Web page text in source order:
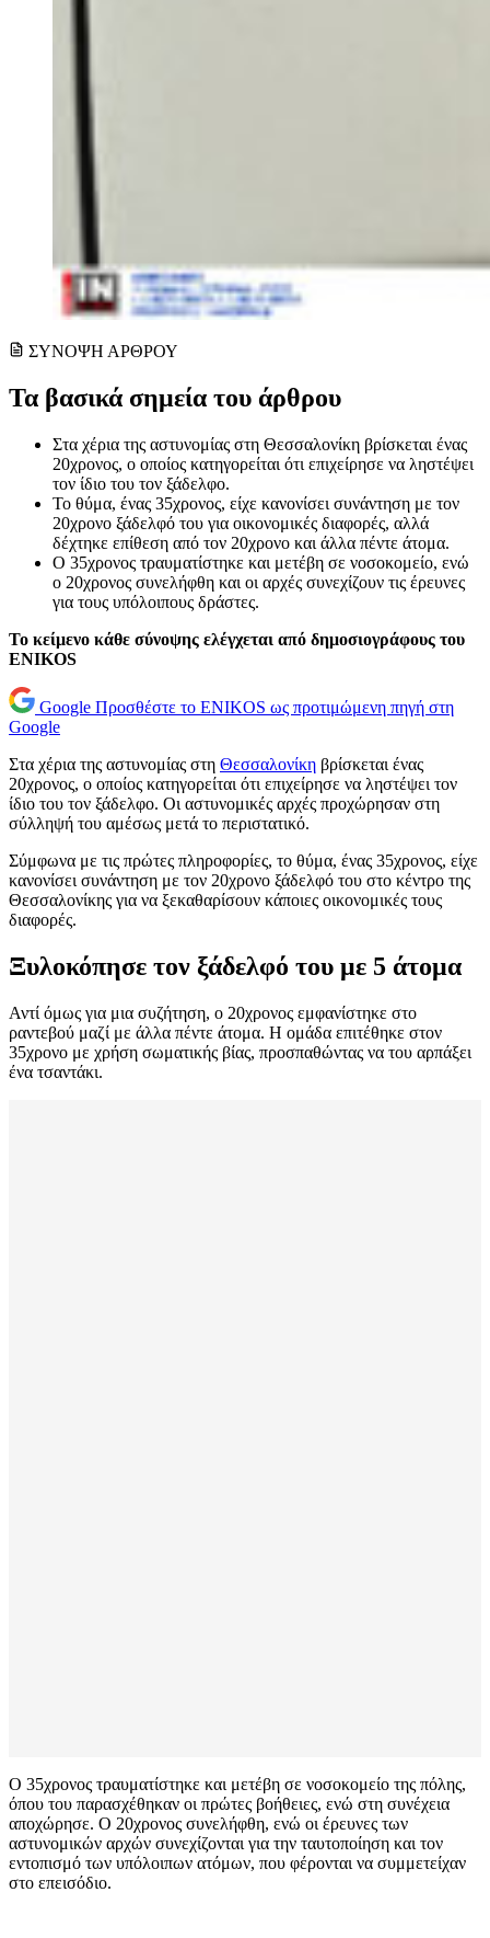
ΣΥΝΟΨΗ ΑΡΘΡΟΥ
Τα βασικά σημεία του άρθρου
Στα χέρια της αστυνομίας στη Θεσσαλονίκη βρίσκεται ένας
20χρονος, ο οποίος κατηγορείται ότι επιχείρησε να ληστέψει
τον ίδιο του τον ξάδελφο.
Το θύμα, ένας 35χρονος, είχε κανονίσει συνάντηση με τον
20χρονο ξάδελφό του για οικονομικές διαφορές, αλλά
δέχτηκε επίθεση από τον 20χρονο και άλλα πέντε άτομα.
Ο 35χρονος τραυματίστηκε και μετέβη σε νοσοκομείο, ενώ
ο 20χρονος συνελήφθη και οι αρχές συνεχίζουν τις έρευνες
για τους υπόλοιπους δράστες.
Το κείμενο κάθε σύνοψης ελέγχεται από δημοσιογράφους του
ENIKOS
Google Προσθέστε το ENIKOS ως προτιμώμενη πηγή στη
Google
Στα χέρια της αστυνομίας στη Θεσσαλονίκη βρίσκεται ένας
20χρονος, ο οποίος κατηγορείται ότι επιχείρησε να ληστέψει τον
ίδιο του τον ξάδελφο. Οι αστυνομικές αρχές προχώρησαν στη
σύλληψή του αμέσως μετά το περιστατικό.
Σύμφωνα με τις πρώτες πληροφορίες, το θύμα, ένας 35χρονος, είχε
κανονίσει συνάντηση με τον 20χρονο ξάδελφό του στο κέντρο της
Θεσσαλονίκης για να ξεκαθαρίσουν κάποιες οικονομικές τους
διαφορές.
Ξυλοκόπησε τον ξάδελφό του με 5 άτομα
Αντί όμως για μια συζήτηση, ο 20χρονος εμφανίστηκε στο
ραντεβού μαζί με άλλα πέντε άτομα. Η ομάδα επιτέθηκε στον
35χρονο με χρήση σωματικής βίας, προσπαθώντας να του αρπάξει
ένα τσαντάκι.
Ο 35χρονος τραυματίστηκε και μετέβη σε νοσοκομείο της πόλης,
όπου του παρασχέθηκαν οι πρώτες βοήθειες, ενώ στη συνέχεια
αποχώρησε. Ο 20χρονος συνελήφθη, ενώ οι έρευνες των
αστυνομικών αρχών συνεχίζονται για την ταυτοποίηση και τον
εντοπισμό των υπόλοιπων ατόμων, που φέρονται να συμμετείχαν
στο επεισόδιο.